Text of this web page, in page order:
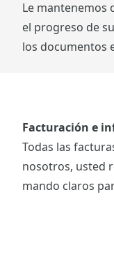
Le
el progreso de
los documentos
Facturación e
Todas las
nosotros, usted
mando claros